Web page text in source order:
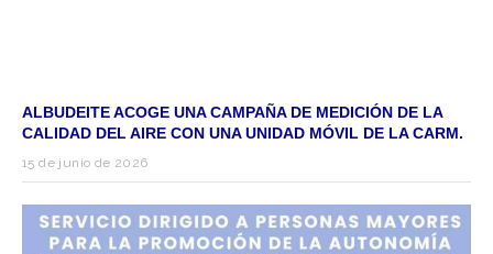
ALBUDEITE ACOGE UNA CAMPAÑA DE MEDICIÓN DE LA
CALIDAD DEL AIRE CON UNA UNIDAD MÓVIL DE LA CARM.
15 de junio de 2026